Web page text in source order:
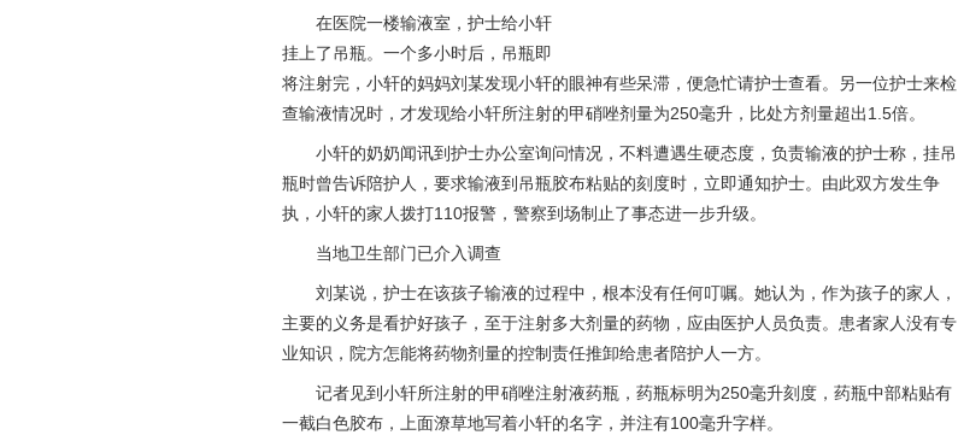
在医院一楼输液室，护士给小轩
挂上了吊瓶。一个多小时后，吊瓶即
将注射完，小轩的妈妈刘某发现小轩的眼神有些呆滞，便急忙请护士查看。另一位护士来检
查输液情况时，才发现给小轩所注射的甲硝唑剂量为250毫升，比处方剂量超出1.5倍。
小轩的奶奶闻讯到护士办公室询问情况，不料遭遇生硬态度，负责输液的护士称，挂吊
瓶时曾告诉陪护人，要求输液到吊瓶胶布粘贴的刻度时，立即通知护士。由此双方发生争
执，小轩的家人拨打110报警，警察到场制止了事态进一步升级。
当地卫生部门已介入调查
刘某说，护士在该孩子输液的过程中，根本没有任何叮嘱。她认为，作为孩子的家人，
主要的义务是看护好孩子，至于注射多大剂量的药物，应由医护人员负责。患者家人没有专
业知识，院方怎能将药物剂量的控制责任推卸给患者陪护人一方。
记者见到小轩所注射的甲硝唑注射液药瓶，药瓶标明为250毫升刻度，药瓶中部粘贴有
一截白色胶布，上面潦草地写着小轩的名字，并注有100毫升字样。